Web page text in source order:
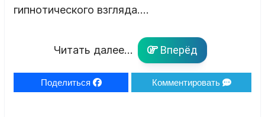
гипнотического взгляда….
Читать далее... Вперёд
Поделиться Комментировать